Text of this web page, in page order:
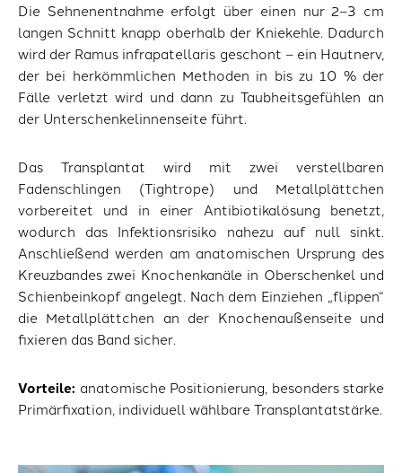
Die Sehnenentnahme erfolgt über einen nur 2–3 cm
langen Schnitt knapp oberhalb der Kniekehle. Dadurch
wird der Ramus infrapatellaris geschont – ein Hautnerv,
der bei herkömmlichen Methoden in bis zu 10 % der
Fälle verletzt wird und dann zu Taubheitsgefühlen an
der Unterschenkelinnenseite führt.
Das Transplantat wird mit zwei verstellbaren
Fadenschlingen (Tightrope) und Metallplättchen
vorbereitet und in einer Antibiotikalösung benetzt,
wodurch das Infektionsrisiko nahezu auf null sinkt.
Anschließend werden am anatomischen Ursprung des
Kreuzbandes zwei Knochenkanäle in Oberschenkel und
Schienbeinkopf angelegt. Nach dem Einziehen „flippen“
die Metallplättchen an der Knochenaußenseite und
fixieren das Band sicher.
Vorteile: anatomische Positionierung, besonders starke
Primärfixation, individuell wählbare Transplantatstärke.